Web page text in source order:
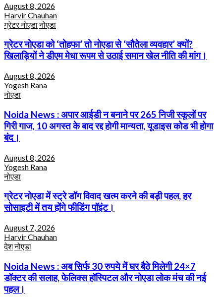
August 8, 2026
Harvir Chauhan
ग्रेटर नोएडानोएडा
ग्रेटर नोएडा को ‘तोहफा’ तो नोएडा से ‘सौतेला व्यवहार’ क्यों?
खिलाड़ियों ने डीएम मेधा रूपम से उठाई समान खेल नीति की मांग।
August 8, 2026
Yogesh Rana
नोएडा
Noida News : अपार आईडी न बनाने पर 265 निजी स्कूलों पर
गिरी गाज, 10 अगस्त के बाद रद्द होगी मान्यता, यूडाइस कोड भी होगा
बंद।
August 8, 2026
Yogesh Rana
नोएडा
ग्रेटर नोएडा में स्ट्रे डॉग विवाद खत्म करने की बड़ी पहल, हर
सोसाइटी में तय होंगे फीडिंग पॉइंट।
August 7, 2026
Harvir Chauhan
देशनोएडा
Noida News : अब सिर्फ 30 रुपये में घर बैठे मिलेगी 24×7
डॉक्टर की सलाह, फेलिक्स हॉस्पिटल और नोएडा लोक मंच की नई
पहल।